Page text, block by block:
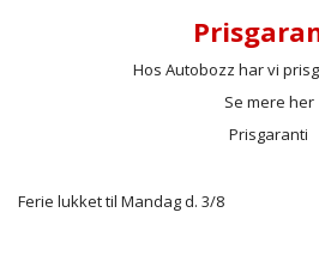
Hos Autobozz har vi
Se mere her
Prisgaranti
Ferie lukket til Mandag d. 3/8